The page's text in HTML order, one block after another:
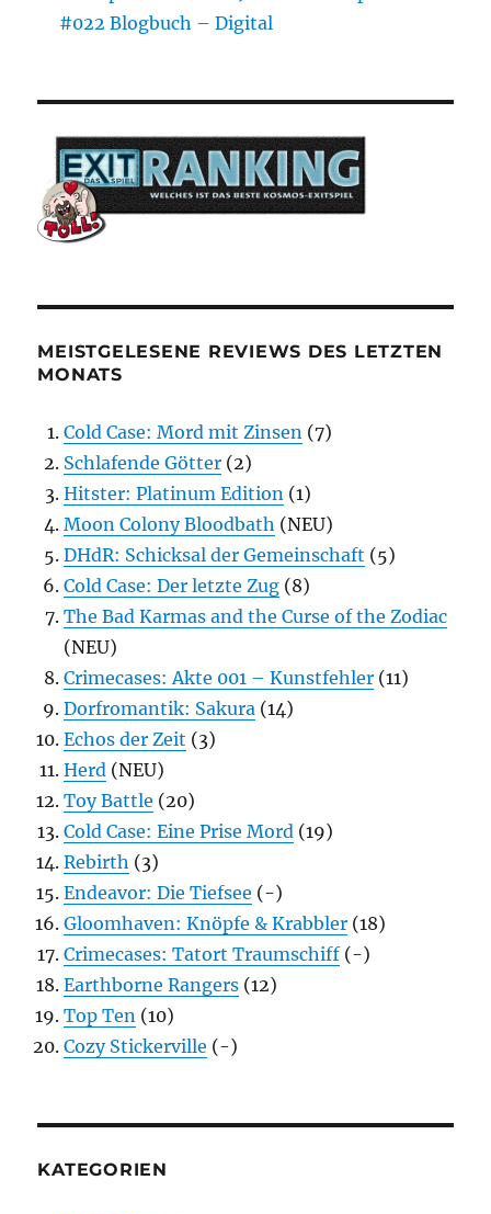
#022 Blogbuch – Digital
MEISTGELESENE REVIEWS DES LETZTEN
MONATS
Cold Case: Mord mit Zinsen (7)
Schlafende Götter (2)
Hitster: Platinum Edition (1)
Moon Colony Bloodbath (NEU)
DHdR: Schicksal der Gemeinschaft (5)
Cold Case: Der letzte Zug (8)
The Bad Karmas and the Curse of the Zodiac
(NEU)
Crimecases: Akte 001 – Kunstfehler (11)
Dorfromantik: Sakura (14)
Echos der Zeit (3)
Herd (NEU)
Toy Battle (20)
Cold Case: Eine Prise Mord (19)
Rebirth (3)
Endeavor: Die Tiefsee (-)
Gloomhaven: Knöpfe & Krabbler (18)
Crimecases: Tatort Traumschiff (-)
Earthborne Rangers (12)
Top Ten (10)
Cozy Stickerville (-)
KATEGORIEN